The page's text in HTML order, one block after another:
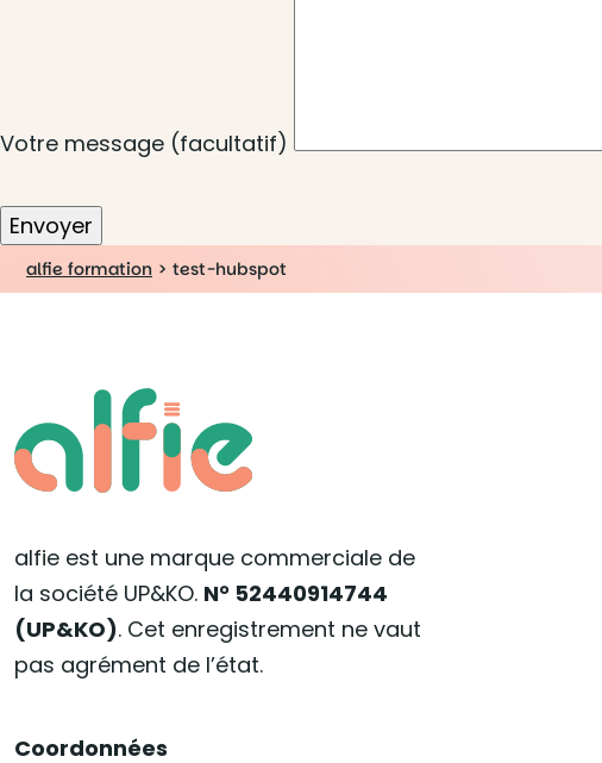
Votre message (facultatif)
alfie formation > test-hubspot
alfie est une marque commerciale de
la société UP&KO. N° 52440914744
(UP&KO). Cet enregistrement ne vaut
pas agrément de l’état.
Coordonnées